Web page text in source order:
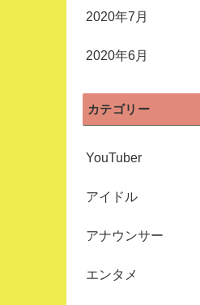
2020年7月
2020年6月
カテゴリー
YouTuber
アイドル
アナウンサー
エンタメ